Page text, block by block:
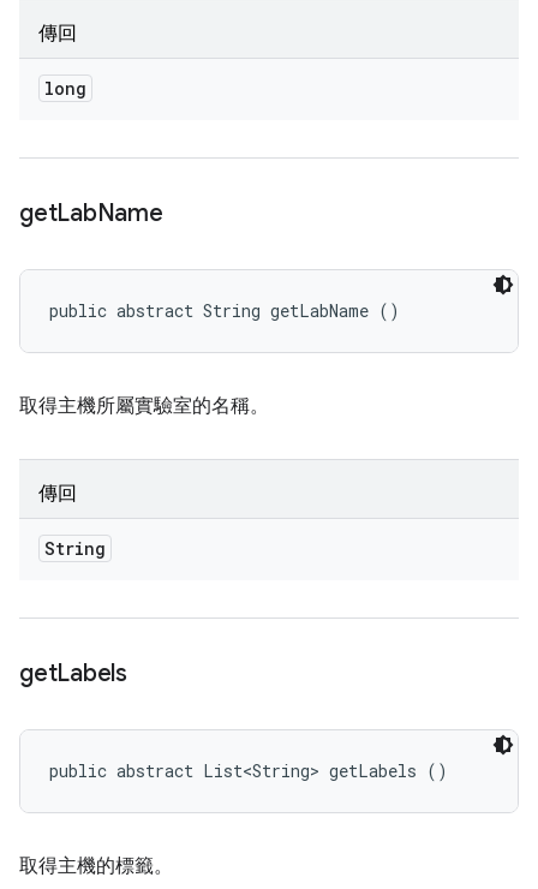
傳回
long
getLabName
public abstract String getLabName ()
取得主機所屬實驗室的名稱。
傳回
String
getLabels
public abstract List<String> getLabels ()
取得主機的標籤。